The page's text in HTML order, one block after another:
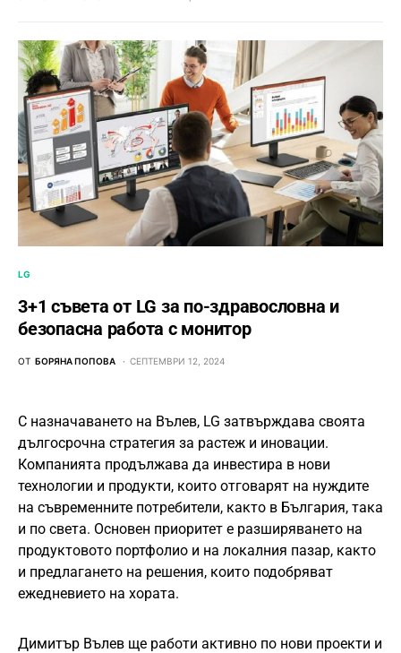
LG
3+1 съвета от LG за по-здравословна и
безопасна работа с монитор
ОТ БОРЯНА ПОПОВА СЕПТЕМВРИ 12, 2024
С назначаването на Вълев, LG затвърждава своята
дългосрочна стратегия за растеж и иновации.
Компанията продължава да инвестира в нови
технологии и продукти, които отговарят на нуждите
на съвременните потребители, както в България, така
и по света. Основен приоритет е разширяването на
продуктовото портфолио и на локалния пазар, както
и предлагането на решения, които подобряват
ежедневието на хората.
Димитър Вълев ще работи активно по нови проекти и